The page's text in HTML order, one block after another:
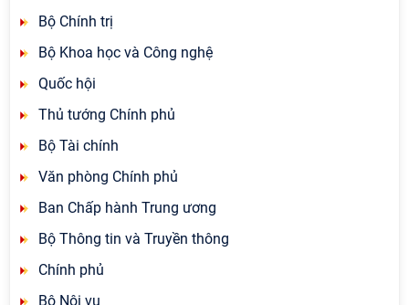
Bộ Chính trị
Bộ Khoa học và Công nghệ
Quốc hội
Thủ tướng Chính phủ
Bộ Tài chính
Văn phòng Chính phủ
Ban Chấp hành Trung ương
Bộ Thông tin và Truyền thông
Chính phủ
Bộ Nội vụ